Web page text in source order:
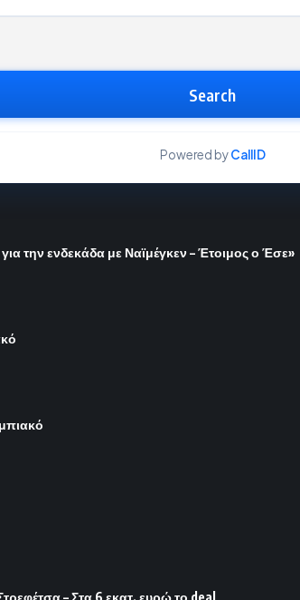
Search
Powered byCallID
την ενδεκάδα με Ναϊμέγκεν – Έτοιμος ο Έσε»